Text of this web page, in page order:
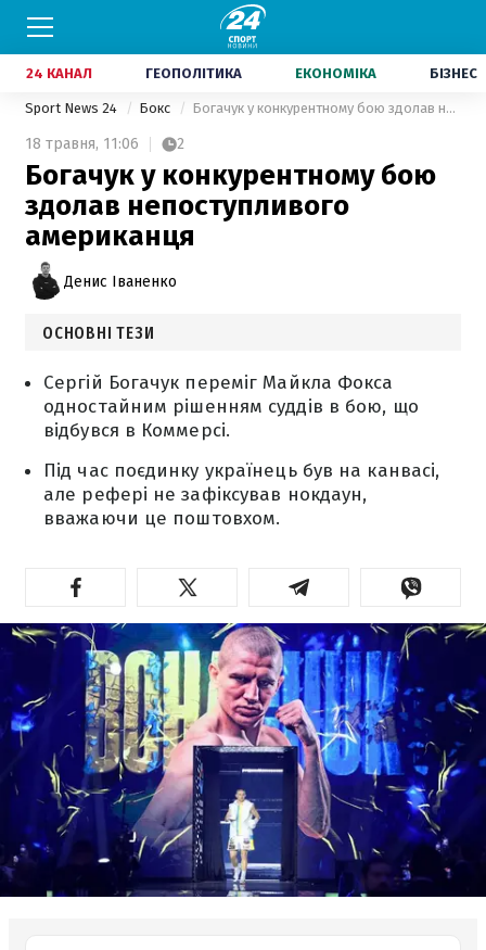
24 КАНАЛ ГЕОПОЛІТИКА ЕКОНОМІКА БІЗНЕС
Sport News 24 Бокс Богачук у конкурентному бою здолав непоступливого американця
18 травня, 11:06 2
Богачук у конкурентному бою
здолав непоступливого
американця
Денис Іваненко
ОСНОВНІ ТЕЗИ
Сергій Богачук переміг Майкла Фокса
одностайним рішенням суддів в бою, що
відбувся в Коммерсі.
Під час поєдинку українець був на канвасі,
але рефері не зафіксував нокдаун,
вважаючи це поштовхом.